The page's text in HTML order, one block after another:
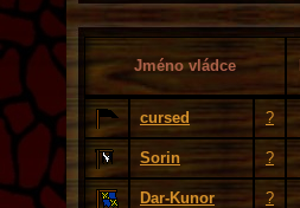
Jméno vládce
cursed ?
Sorin ?
Dar-Kunor ?